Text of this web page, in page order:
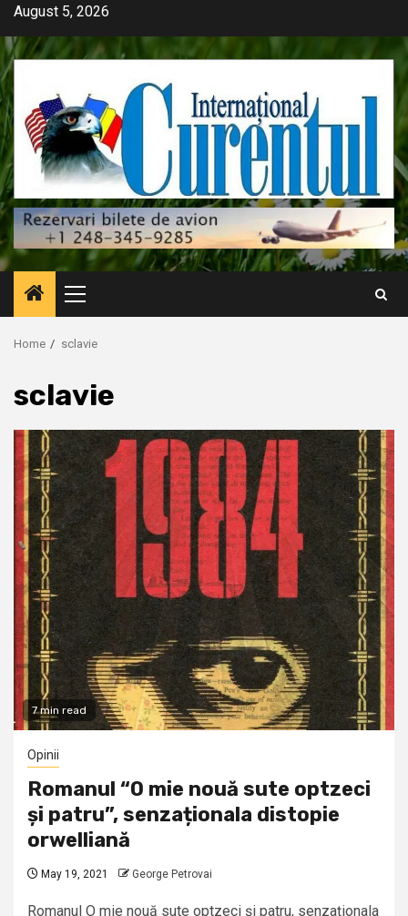
Skip
content
August 5, 2026
Primary
Menu
Home sclavie
sclavie
7 min read
Opinii
Romanul “O mie nouă sute optzeci
și patru”, senzaționala distopie
orwelliană
May 19, 2021 George Petrovai
Romanul O mie nouă sute optzeci și patru, senzaționala